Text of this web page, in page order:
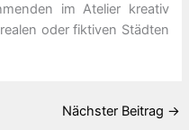
im Atelier kreativ
oder fiktiven Städten
Nächster Beitrag →